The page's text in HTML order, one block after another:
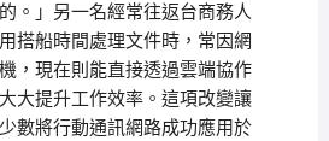
。」另一名經常往返台商務人
搭船時間處理文件時，常因網
，現在則能直接透過雲端協作
大提升工作效率。這項改變讓
數將行動通訊網路成功應用於